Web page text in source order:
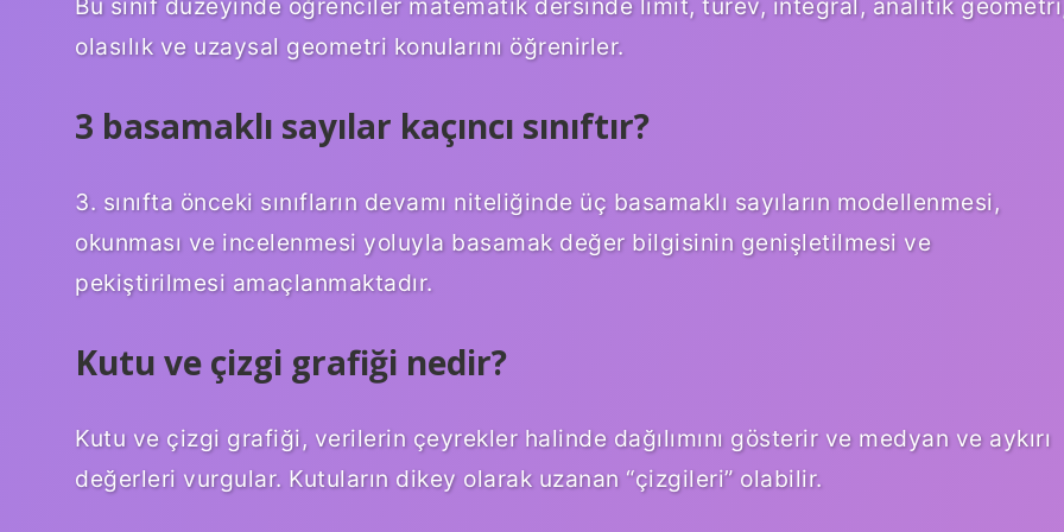
Bu sınıf düzeyinde öğrenciler matematik dersinde limit, türev, integral, analitik
olasılık ve uzaysal geometri konularını öğrenirler.
3 basamaklı sayılar kaçıncı sınıftır?
3. sınıfta önceki sınıfların devamı niteliğinde üç basamaklı sayıların modellenmesi,
okunması ve incelenmesi yoluyla basamak değer bilgisinin genişletilmesi ve
pekiştirilmesi amaçlanmaktadır.
Kutu ve çizgi grafiği nedir?
Kutu ve çizgi grafiği, verilerin çeyrekler halinde dağılımını gösterir ve medyan ve aykırı
değerleri vurgular. Kutuların dikey olarak uzanan “çizgileri” olabilir.